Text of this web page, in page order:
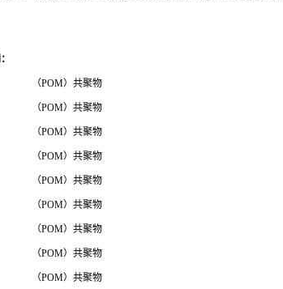
：
（POM）共聚物
（POM）共聚物
（POM）共聚物
（POM）共聚物
（POM）共聚物
（POM）共聚物
（POM）共聚物
（POM）共聚物
（POM）共聚物